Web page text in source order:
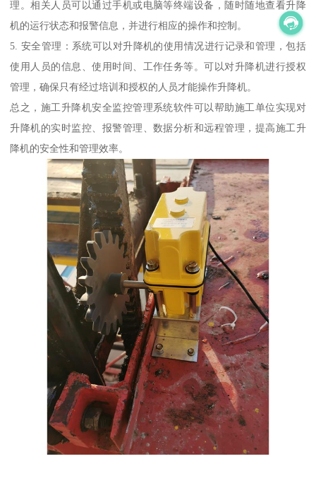
理。相关人员可以通过手机或电脑等终端设备，随时随地查看升降
机的运行状态和报警信息，并进行相应的操作和控制。
5. 安全管理：系统可以对升降机的使用情况进行记录和管理，包括
使用人员的信息、使用时间、工作任务等。可以对升降机进行授权
管理，确保只有经过培训和授权的人员才能操作升降机。
总之，施工升降机安全监控管理系统软件可以帮助施工单位实现对
升降机的实时监控、报警管理、数据分析和远程管理，提高施工升
降机的安全性和管理效率。